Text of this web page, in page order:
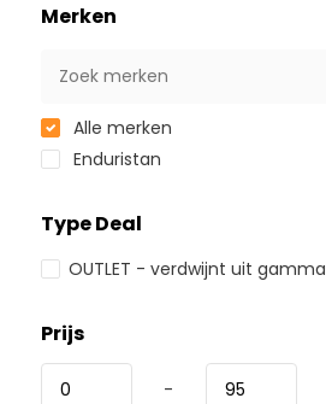
Merken
Alle merken
Enduristan
Type Deal
OUTLET - verdwijnt uit gamma
Prijs
-